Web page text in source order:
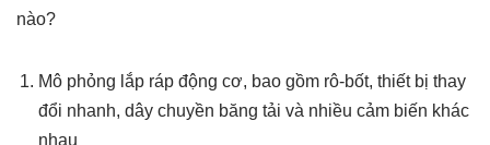
nào?
Mô phỏng lắp ráp động cơ, bao gồm rô-bốt, thiết bị thay
đổi nhanh, dây chuyền băng tải và nhiều cảm biến khác
nhau